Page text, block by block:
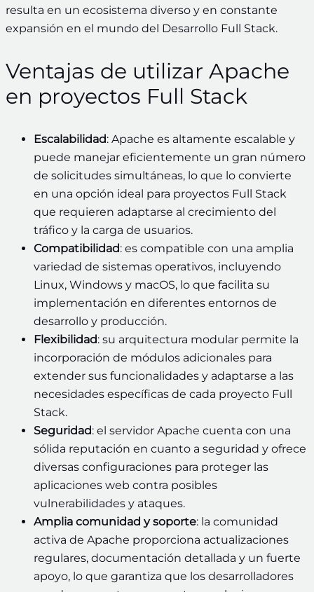
resulta en un ecosistema diverso y en constante
expansión en el mundo del Desarrollo Full Stack.
Ventajas de utilizar Apache
en proyectos Full Stack
Escalabilidad: Apache es altamente escalable y
puede manejar eficientemente un gran número
de solicitudes simultáneas, lo que lo convierte
en una opción ideal para proyectos Full Stack
que requieren adaptarse al crecimiento del
tráfico y la carga de usuarios.
Compatibilidad: es compatible con una amplia
variedad de sistemas operativos, incluyendo
Linux, Windows y macOS, lo que facilita su
implementación en diferentes entornos de
desarrollo y producción.
Flexibilidad: su arquitectura modular permite la
incorporación de módulos adicionales para
extender sus funcionalidades y adaptarse a las
necesidades específicas de cada proyecto Full
Stack.
Seguridad: el servidor Apache cuenta con una
sólida reputación en cuanto a seguridad y ofrece
diversas configuraciones para proteger las
aplicaciones web contra posibles
vulnerabilidades y ataques.
Amplia comunidad y soporte: la comunidad
activa de Apache proporciona actualizaciones
regulares, documentación detallada y un fuerte
apoyo, lo que garantiza que los desarrolladores